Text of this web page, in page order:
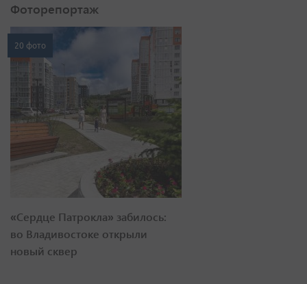
Фоторепортаж
20 фото
«Сердце Патрокла» забилось:
во Владивостоке открыли
новый сквер